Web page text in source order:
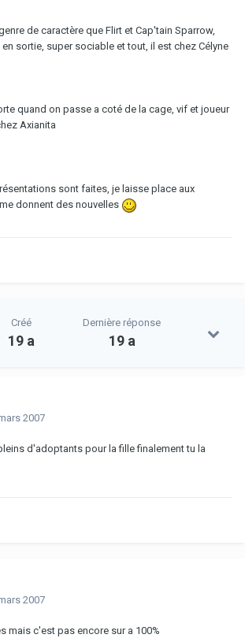
de caractère que Flirt et Cap'tain Sparrow,
sortie, super sociable et tout, il est chez Célyne
quand on passe a coté de la cage, vif et joueur
Axianita
sont faites, je laisse place aux
donnent des nouvelles
Créé
19 a
Dernière réponse
19 a
2007
d'adoptants pour la fille finalement tu la
2007
mais c'est pas encore sur a 100%